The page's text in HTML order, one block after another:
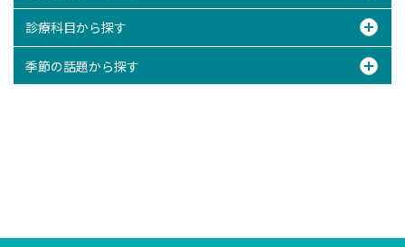
診療科目から探す
季節の話題から探す